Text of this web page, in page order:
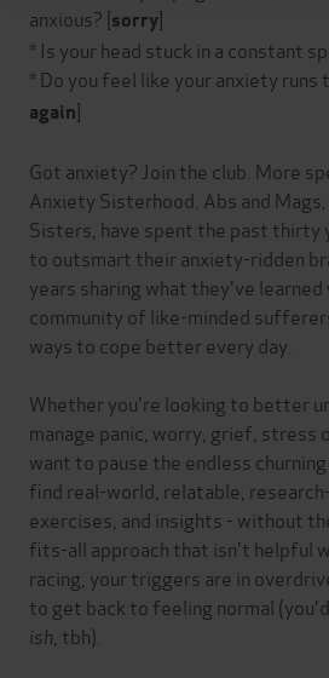
anxious? [sorry]
* Is your head stuck in a constant
* Do you feel like your anxiety runs
again]
Got anxiety? Join the club. More
Anxiety Sisterhood. Abs and Mags,
Sisters, have spent the past thirty
to outsmart their anxiety-ridden
years sharing what they've
community of like-minded
ways to cope better every day.
Whether you're looking to better
manage panic, worry, grief, stress
want to pause the endless
find real-world, relatable,
exercises, and insights - without
fits-all approach that isn't helpful
racing, your triggers are in
to get back to feeling normal
ish , tbh).